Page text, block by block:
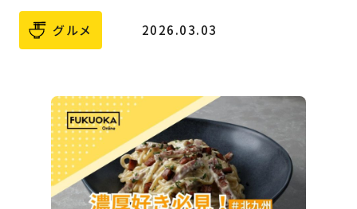
グルメ 2026.03.03